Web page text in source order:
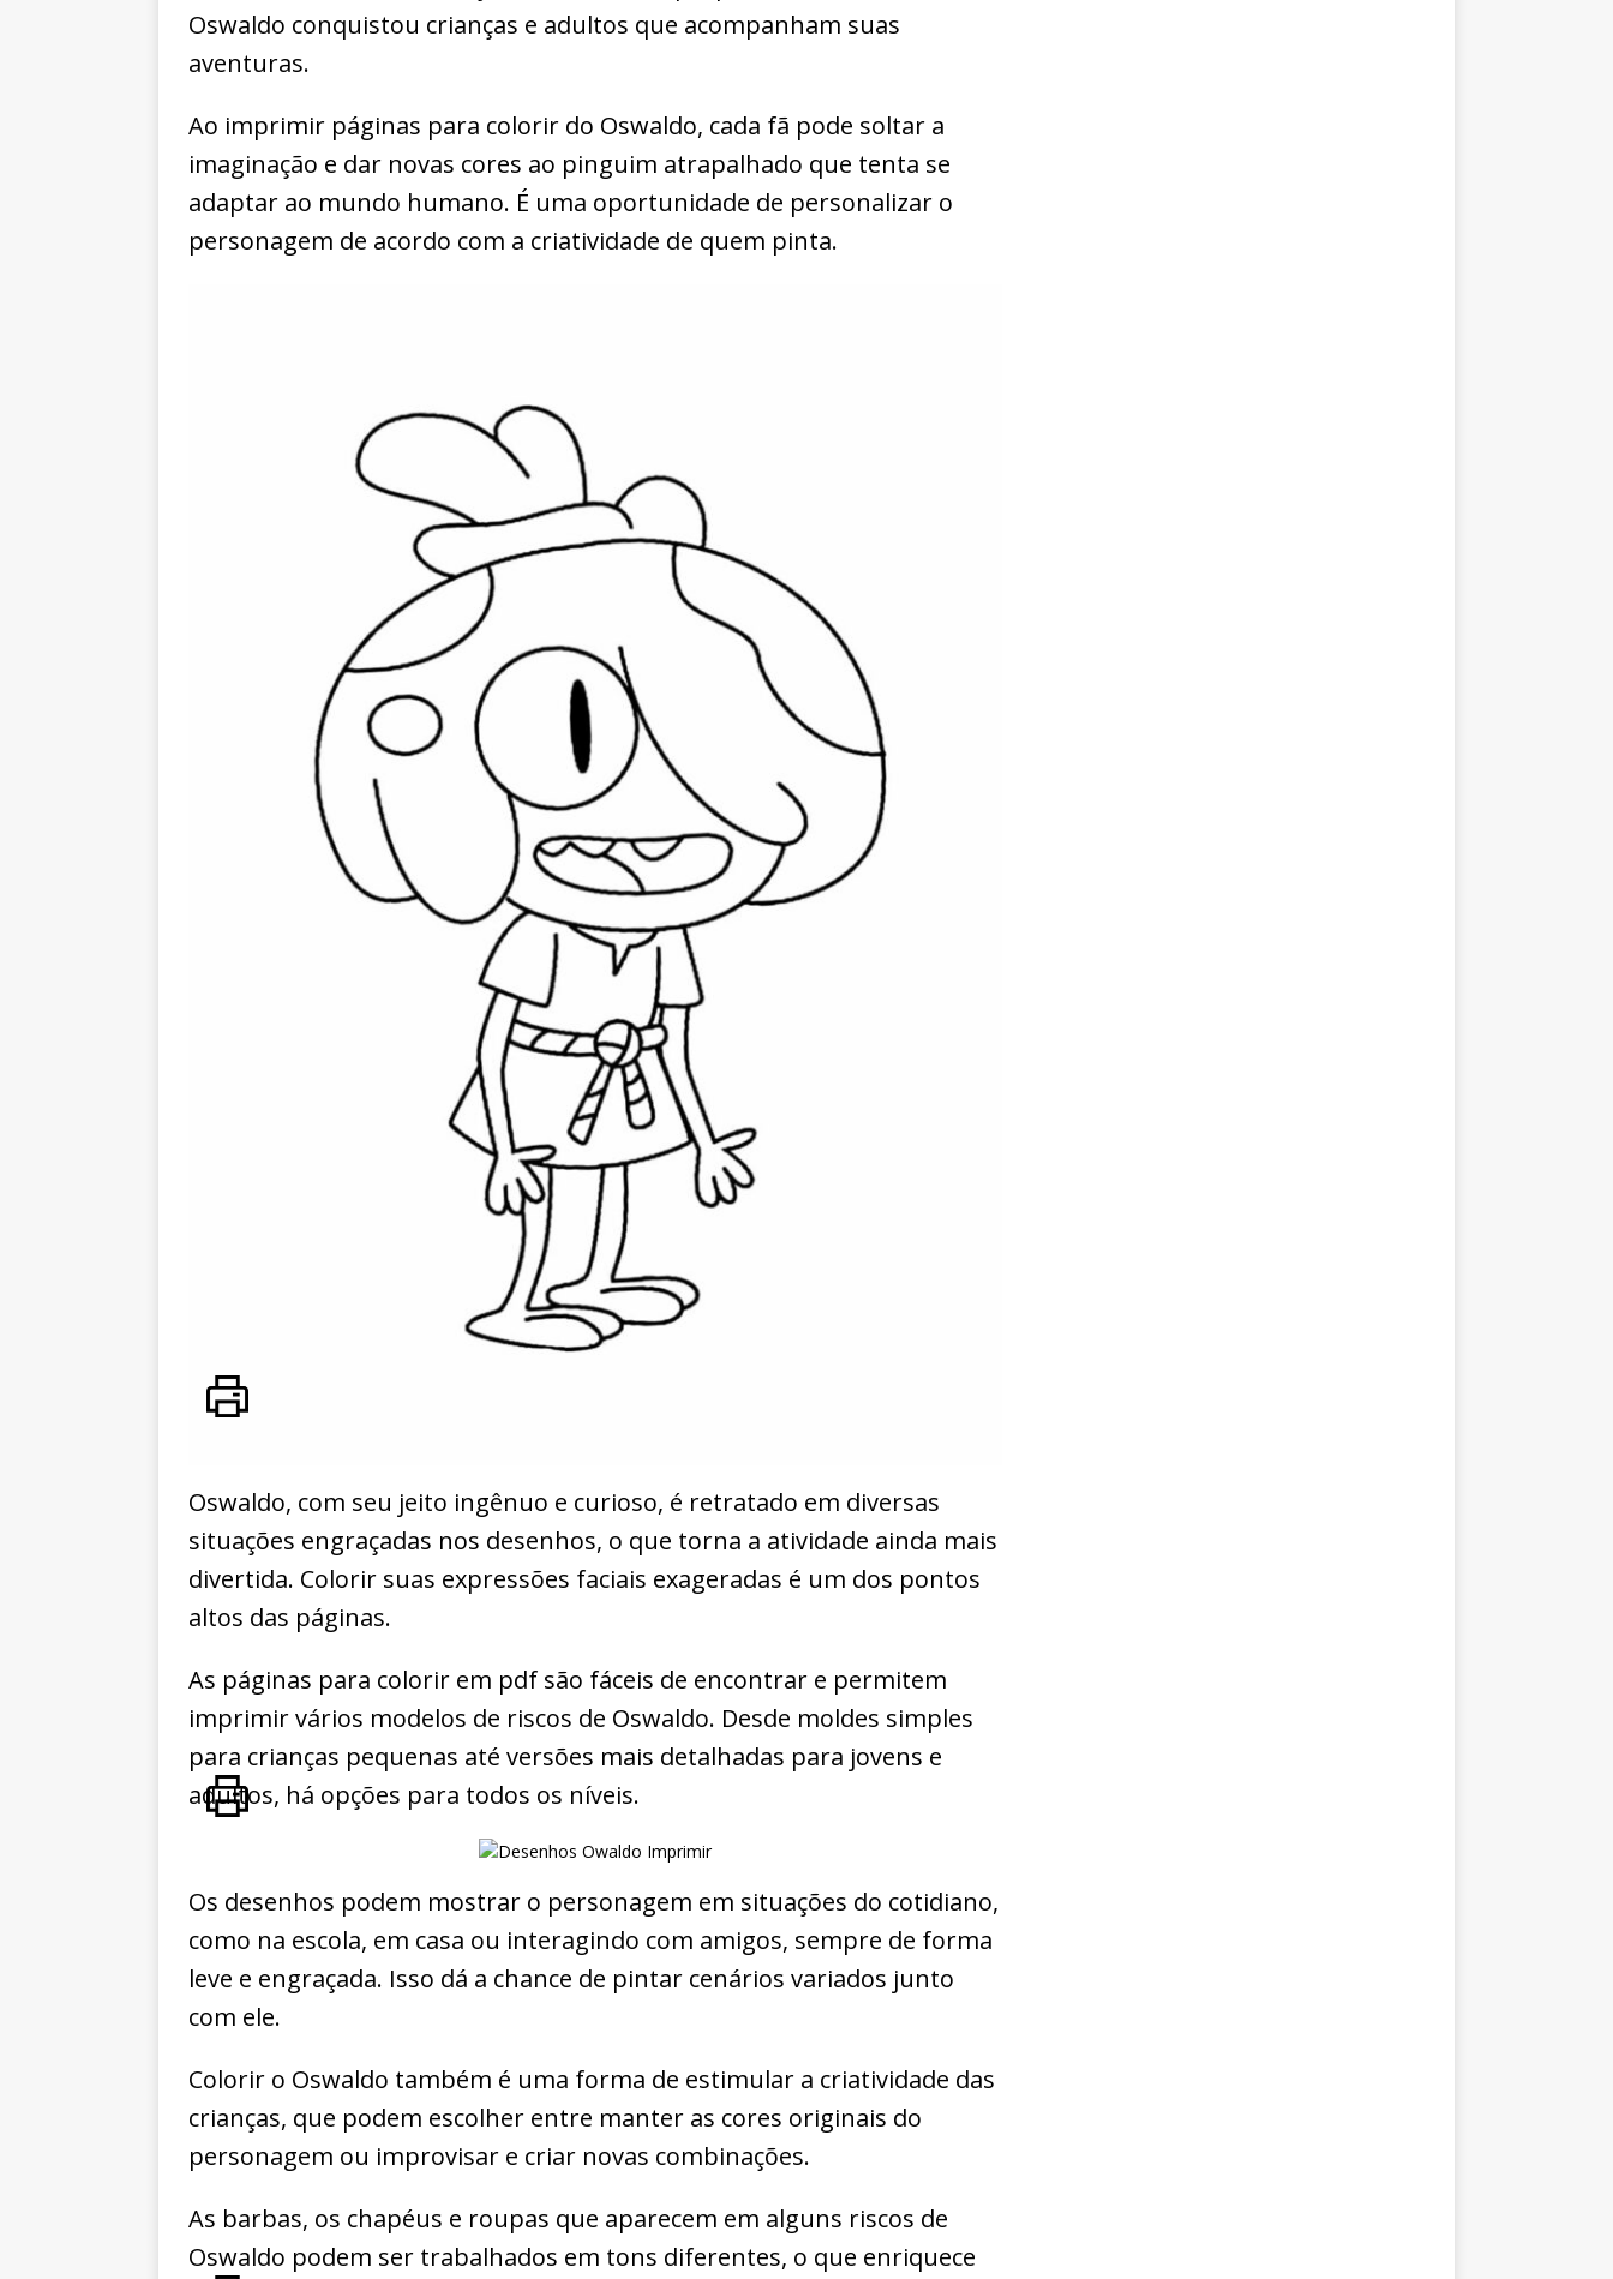
Oswaldo conquistou crianças e adultos que acompanham suas
aventuras.
Ao imprimir páginas para colorir do Oswaldo, cada fã pode soltar a
imaginação e dar novas cores ao pinguim atrapalhado que tenta se
adaptar ao mundo humano. É uma oportunidade de personalizar o
personagem de acordo com a criatividade de quem pinta.
Oswaldo, com seu jeito ingênuo e curioso, é retratado em diversas
situações engraçadas nos desenhos, o que torna a atividade ainda mais
divertida. Colorir suas expressões faciais exageradas é um dos pontos
altos das páginas.
As páginas para colorir em pdf são fáceis de encontrar e permitem
imprimir vários modelos de riscos de Oswaldo. Desde moldes simples
para crianças pequenas até versões mais detalhadas para jovens e
adultos, há opções para todos os níveis.
Os desenhos podem mostrar o personagem em situações do cotidiano,
como na escola, em casa ou interagindo com amigos, sempre de forma
leve e engraçada. Isso dá a chance de pintar cenários variados junto
com ele.
Colorir o Oswaldo também é uma forma de estimular a criatividade das
crianças, que podem escolher entre manter as cores originais do
personagem ou improvisar e criar novas combinações.
As barbas, os chapéus e roupas que aparecem em alguns riscos de
Oswaldo podem ser trabalhados em tons diferentes, o que enriquece